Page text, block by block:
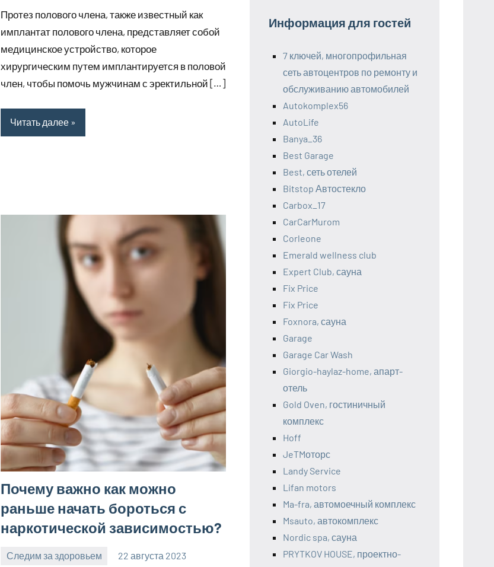
Протез полового члена, также известный как
имплантат полового члена, представляет собой
медицинское устройство, которое
хирургическим путем имплантируется в половой
член, чтобы помочь мужчинам с эректильной […]
Читать далее
Почему важно как можно
раньше начать бороться с
наркотической зависимостью?
Следим за здоровьем 22 августа 2023
Информация для гостей
7 ключей, многопрофильная
сеть автоцентров по ремонту и
обслуживанию автомобилей
Autokomplex56
AutoLife
Banya_36
Best Garage
Best, сеть отелей
Bitstop Автостекло
Carbox_17
CarCarMurom
Corleone
Emerald wellness club
Expert Club, сауна
Fix Price
Fix Price
Foxnora, сауна
Garage
Garage Car Wash
Giorgio-haylaz-home, апарт-
отель
Gold Oven, гостиничный
комплекс
Hoff
JeTMоторс
Landy Service
Lifan motors
Ma-fra, автомоечный комплекс
Msauto, автокомплекс
Nordic spa, сауна
PRYTKOV HOUSE, проектно-